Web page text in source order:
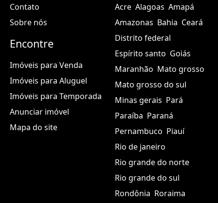
Contato
Sobre nós
Encontre
Imóveis para Venda
Imóveis para Aluguel
Imóveis para Temporada
Anunciar imóvel
Mapa do site
Acre Alagoas Amapá
Amazonas Bahia Ceará
Distrito federal
Espírito santo Goiás
Maranhão Mato grosso
Mato grosso do sul
Minas gerais Pará
Paraíba Paraná
Pernambuco Piauí
Rio de janeiro
Rio grande do norte
Rio grande do sul
Rondônia Roraima